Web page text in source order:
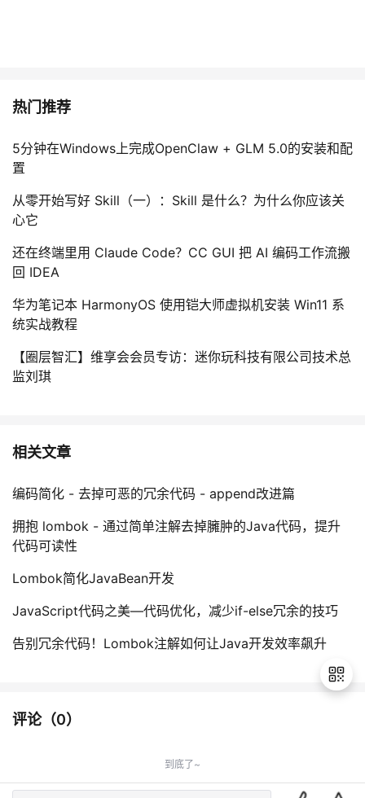
热门推荐
5分钟在Windows上完成OpenClaw + GLM 5.0的安装和配
置
从零开始写好 Skill（一）：Skill 是什么？为什么你应该关
心它
还在终端里用 Claude Code？CC GUI 把 AI 编码工作流搬
回 IDEA
华为笔记本 HarmonyOS 使用铠大师虚拟机安装 Win11 系
统实战教程
【圈层智汇】维享会会员专访：迷你玩科技有限公司技术总
监刘琪
相关文章
编码简化 - 去掉可恶的冗余代码 - append改进篇
拥抱 lombok - 通过简单注解去掉臃肿的Java代码，提升
代码可读性
Lombok简化JavaBean开发
JavaScript代码之美—代码优化，减少if-else冗余的技巧
告别冗余代码！Lombok注解如何让Java开发效率飙升
评论（0）
到底了~